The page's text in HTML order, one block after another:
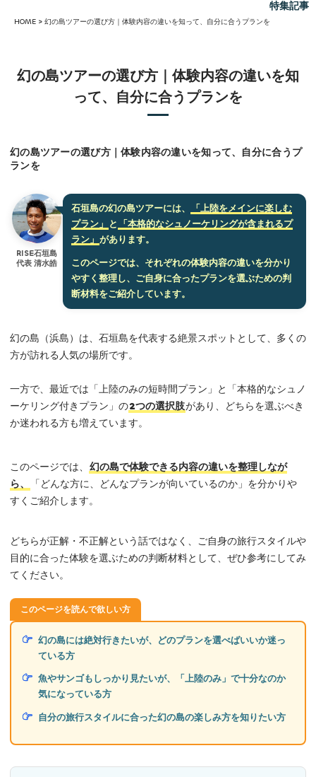
特集記事
HOME > 幻の島ツアーの選び方｜体験内容の違いを知って、自分に合うプランを
幻の島ツアーの選び方｜体験内容の違いを知
って、自分に合うプランを
幻の島ツアーの選び方｜体験内容の違いを知って、自分に合うプ
ランを
RISE石垣島
代表 清水皓
石垣島の幻の島ツアーには、
「上陸をメインに楽しむ
プラン」 と 「本格的なシュノーケリングが含まれるプ
ラン」 があります。
このページでは、それぞれの体験内容の違いを分かり
やすく整理し、ご自身に合ったプランを選ぶための判
断材料をご紹介しています。
幻の島（浜島）は、石垣島を代表する絶景スポットとして、多くの
方が訪れる人気の場所です。
一方で、最近では「上陸のみの短時間プラン」と「本格的なシュノ
ーケリング付きプラン」の2つの選択肢があり、どちらを選ぶべき
か迷われる方も増えています。
このページでは、 幻の島で体験できる内容の違いを整理しなが
ら、
「どんな方に、どんなプランが向いているのか」を分かりや
すくご紹介します。
どちらが正解・不正解という話ではなく、ご自身の旅行スタイルや
目的に合った体験を選ぶための判断材料として、ぜひ参考にしてみ
てください。
このページを読んで欲しい方
幻の島には絶対行きたいが、どのプランを選べばいいか迷っ
ている方
魚やサンゴもしっかり見たいが、「上陸のみ」で十分なのか
気になっている方
自分の旅行スタイルに合った幻の島の楽しみ方を知りたい方